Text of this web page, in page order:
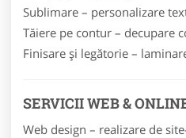
Sublimare – personalizare
Tăiere pe contur – decupare
Finisare și legătorie –
SERVICII WEB &
Web design – realizare de